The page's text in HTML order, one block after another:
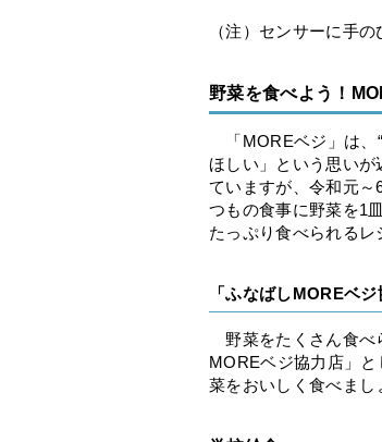
（注）センサーに手
野菜を食べよう！
「MOREベジ」は、
ほしい」という思い
ていますが、令和元
つもの食事に野菜を1
たっぷり食べられるレ
「ふなばしMOREベ
野菜をたくさん食べ
MOREベジ協力店」
菜をおいしく食べまし